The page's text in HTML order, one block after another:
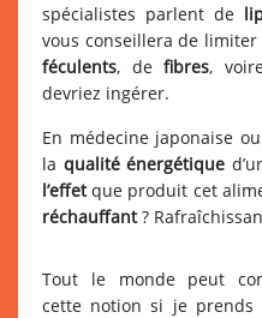
spécialistes parlent de
vous conseillera de
féculents, defibres,
devriez ingérer.
En médecine japonaise
la qualité énergétique
l’effetque produit cet
réchauffant?
Tout le monde peut
cette notion si je prends